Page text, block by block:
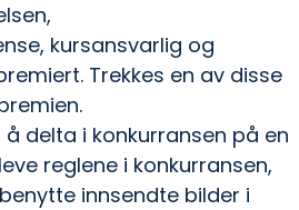
kursansvarlig og
Trekkes en av disse
delta i konkurransen på en
reglene i konkurransen,
innsendte bilder i